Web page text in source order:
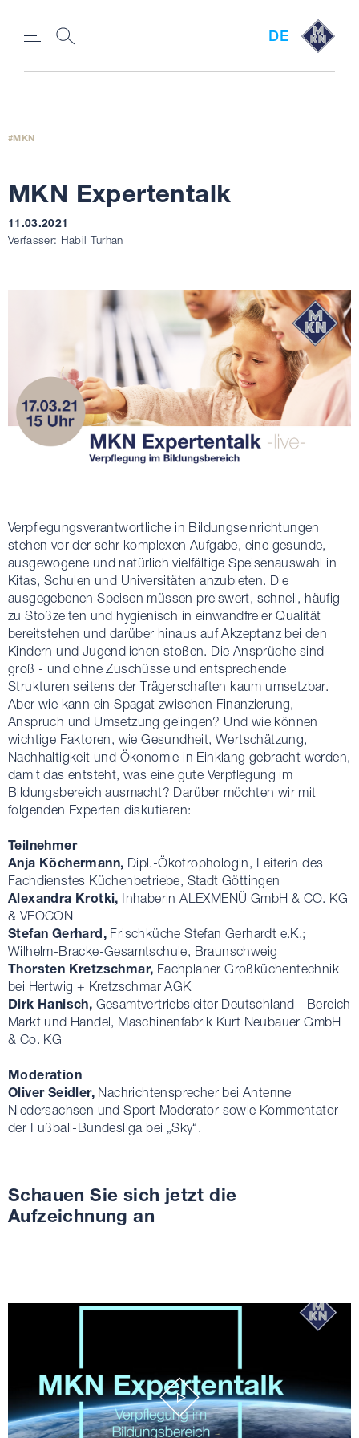
DE
MKN
MKN Expertentalk
11.03.2021
Verfasser: Habil Turhan
Verpflegungsverantwortliche in Bildungseinrichtungen
stehen vor der sehr komplexen Aufgabe, eine gesunde,
ausgewogene und natürlich vielfältige Speisenauswahl in
Kitas, Schulen und Universitäten anzubieten. Die
ausgegebenen Speisen müssen preiswert, schnell, häufig
zu Stoßzeiten und hygienisch in einwandfreier Qualität
bereitstehen und darüber hinaus auf Akzeptanz bei den
Kindern und Jugendlichen stoßen. Die Ansprüche sind
groß - und ohne Zuschüsse und entsprechende
Strukturen seitens der Trägerschaften kaum umsetzbar.
Aber wie kann ein Spagat zwischen Finanzierung,
Anspruch und Umsetzung gelingen? Und wie können
wichtige Faktoren, wie Gesundheit, Wertschätzung,
Nachhaltigkeit und Ökonomie in Einklang gebracht werden,
damit das entsteht, was eine gute Verpflegung im
Bildungsbereich ausmacht? Darüber möchten wir mit
folgenden Experten diskutieren:
Teilnehmer
Anja Köchermann, Dipl.-Ökotrophologin, Leiterin des
Fachdienstes Küchenbetriebe, Stadt Göttingen
Alexandra Krotki, Inhaberin ALEXMENÜ GmbH & CO. KG
& VEOCON
Stefan Gerhard, Frischküche Stefan Gerhardt e.K.;
Wilhelm-Bracke-Gesamtschule, Braunschweig
Thorsten Kretzschmar, Fachplaner Großküchentechnik
bei Hertwig + Kretzschmar AGK
Dirk Hanisch, Gesamtvertriebsleiter Deutschland - Bereich
Markt und Handel, Maschinenfabrik Kurt Neubauer GmbH
& Co. KG
Moderation
Oliver Seidler, Nachrichtensprecher bei Antenne
Niedersachsen und Sport Moderator sowie Kommentator
der Fußball-Bundesliga bei „Sky“.
Schauen Sie sich jetzt die
Aufzeichnung an